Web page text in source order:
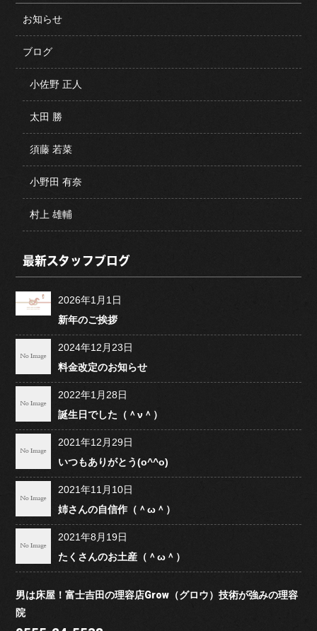
お知らせ
ブログ
小佐野 正人
太田 勝
須藤 若菜
小野田 有奈
村上 雄輔
最新スタッフブログ
2026年1月1日
新年のご挨拶
2024年12月23日
料金改定のお知らせ
2022年1月28日
誕生日でした（＾ν＾）
2021年12月29日
いつもありがとう(o^^o)
2021年11月10日
姉さんの自信作（＾ω＾）
2021年8月19日
たくさんのお土産（＾ω＾）
男は床屋！富士吉田の理容店Grow（グロウ）技術が強みの理容
院